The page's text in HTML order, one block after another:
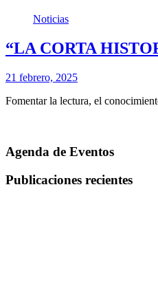
Noticias
“LA CORTA
21 febrero, 2025
Fomentar la lectura, el
Agenda de Eventos
Publicaciones recientes